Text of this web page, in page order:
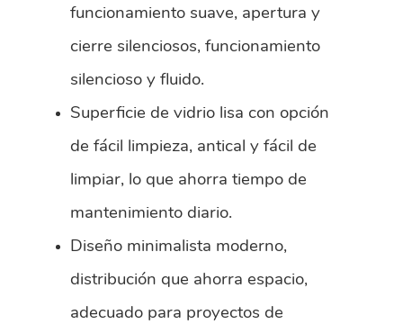
funcionamiento suave, apertura y
cierre silenciosos, funcionamiento
silencioso y fluido.
Superficie de vidrio lisa con opción
de fácil limpieza, antical y fácil de
limpiar, lo que ahorra tiempo de
mantenimiento diario.
Diseño minimalista moderno,
distribución que ahorra espacio,
adecuado para proyectos de